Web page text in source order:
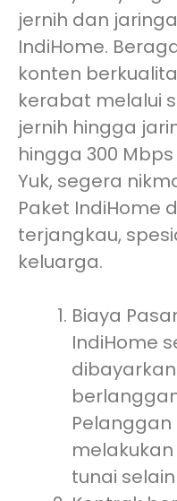
jernih dan
IndiHome.
konten
kerabat melalui
jernih hingga
hingga 300
Yuk, segera
Paket IndiHome
terjangkau,
keluarga.
Biaya
IndiHome
tunai